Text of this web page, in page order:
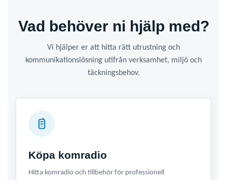
Vad behöver ni hjälp med?
Vi hjälper er att hitta rätt utrustning och
kommunikationslösning utifrån verksamhet, miljö och
täckningsbehov.
Köpa komradio
Hitta komradio och tillbehör för professionell